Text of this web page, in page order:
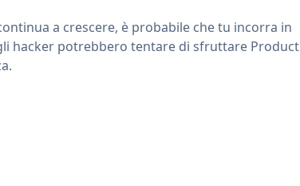
a crescere, è probabile che tu incorra in
hacker potrebbero tentare di sfruttare Product